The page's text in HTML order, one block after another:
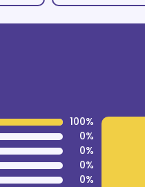
100%
0%
0%
0%
0%